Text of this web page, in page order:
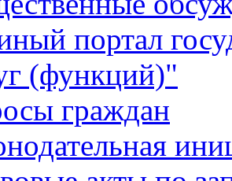
портал
(функций)"
граждан